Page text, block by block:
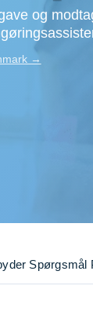
Tunge løft
Underholdning
Se alle...
og
→
Spørgsmål